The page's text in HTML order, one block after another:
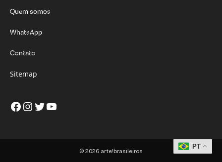
Quem somos
WhatsApp
Contato
Sitemap
Facebook
Instagram
Twitter
Youtube
© 2026 arte!brasileiros
PT